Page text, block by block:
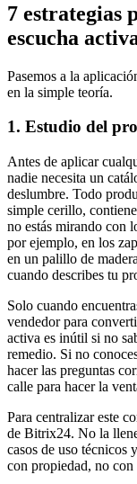
7 estrategias
escucha
Pasemos a la
en la simple teoría.
1. Estudio del
Antes de aplicar
nadie necesita un
deslumbre. Todo
simple cerillo,
no estás mirando con
por ejemplo, en los
en un palillo de
cuando describes tu
Solo cuando
vendedor para
activa es inútil si no
remedio. Si no
hacer las preguntas
calle para hacer la
Para centralizar este
de Bitrix24. No la
casos de uso técnicos
con propiedad, no con